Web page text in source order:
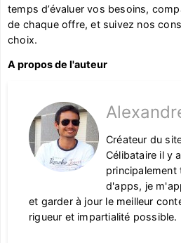
temps d’évaluer vos besoins,
de chaque offre, et suivez nos
choix.
A propos de l'auteur
Créateur du
Célibataire il y
d'apps, je
et garder à jour le meilleur
rigueur et impartialité possible.